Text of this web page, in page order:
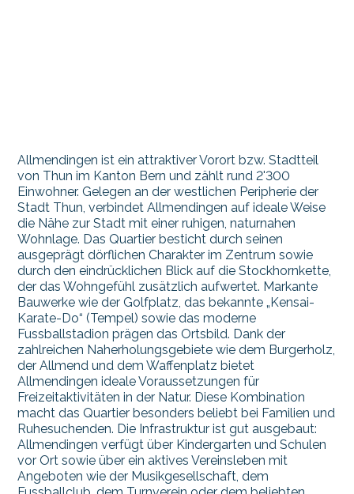
Allmendingen ist ein attraktiver Vorort bzw. Stadtteil
von Thun im Kanton Bern und zählt rund 2'300
Einwohner. Gelegen an der westlichen Peripherie der
Stadt Thun, verbindet Allmendingen auf ideale Weise
die Nähe zur Stadt mit einer ruhigen, naturnahen
Wohnlage. Das Quartier besticht durch seinen
ausgeprägt dörflichen Charakter im Zentrum sowie
durch den eindrücklichen Blick auf die Stockhornkette,
der das Wohngefühl zusätzlich aufwertet. Markante
Bauwerke wie der Golfplatz, das bekannte „Kensai-
Karate-Do“ (Tempel) sowie das moderne
Fussballstadion prägen das Ortsbild. Dank der
zahlreichen Naherholungsgebiete wie dem Burgerholz,
der Allmend und dem Waffenplatz bietet
Allmendingen ideale Voraussetzungen für
Freizeitaktivitäten in der Natur. Diese Kombination
macht das Quartier besonders beliebt bei Familien und
Ruhesuchenden. Die Infrastruktur ist gut ausgebaut:
Allmendingen verfügt über Kindergarten und Schulen
vor Ort sowie über ein aktives Vereinsleben mit
Angeboten wie der Musikgesellschaft, dem